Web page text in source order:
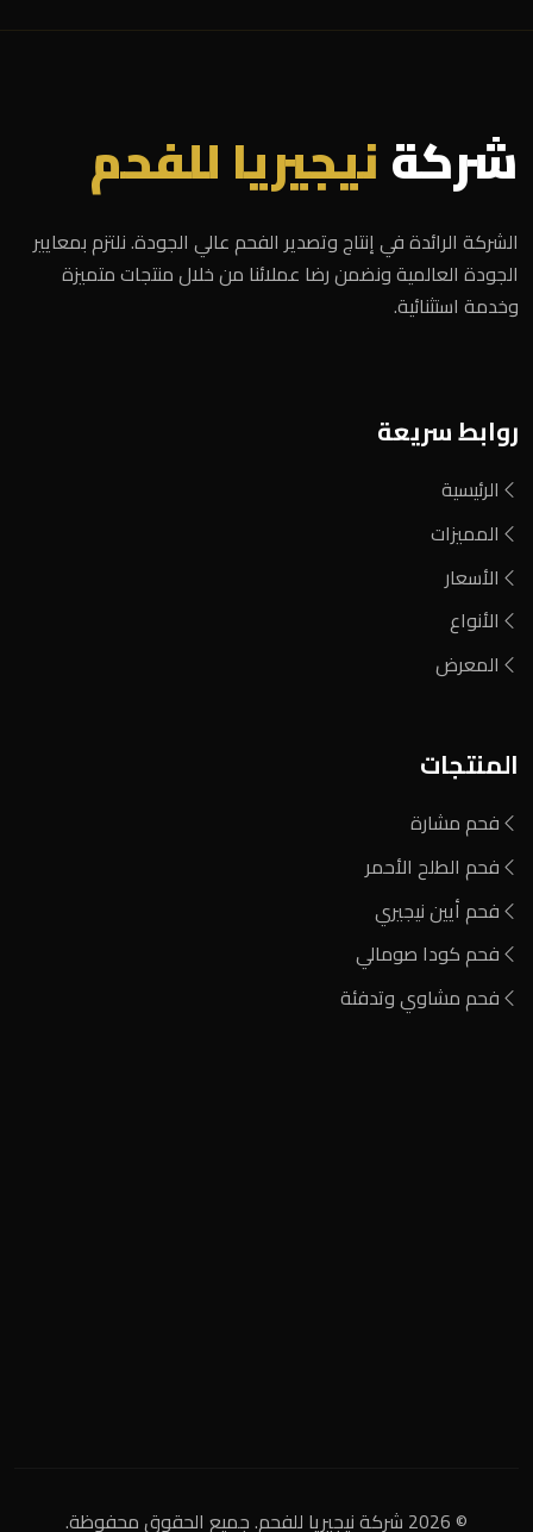
شركةنيجيريا للفحم
الشركة الرائدة في إنتاج وتصدير الفحم عالي الجودة. نلتزم بمعايير
الجودة العالمية ونضمن رضا عملائنا من خلال منتجات متميزة
وخدمة استثنائية.
روابط سريعة
الرئيسية
المميزات
الأسعار
الأنواع
المعرض
المنتجات
فحم مشارة
فحم الطلح الأحمر
فحم أيين نيجيري
فحم كودا صومالي
فحم مشاوي وتدفئة
© 2026 شركة نيجيريا للفحم. جميع الحقوق محفوظة.